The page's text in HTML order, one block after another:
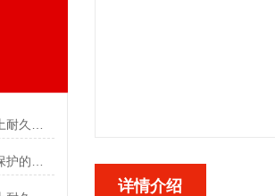
详情介绍